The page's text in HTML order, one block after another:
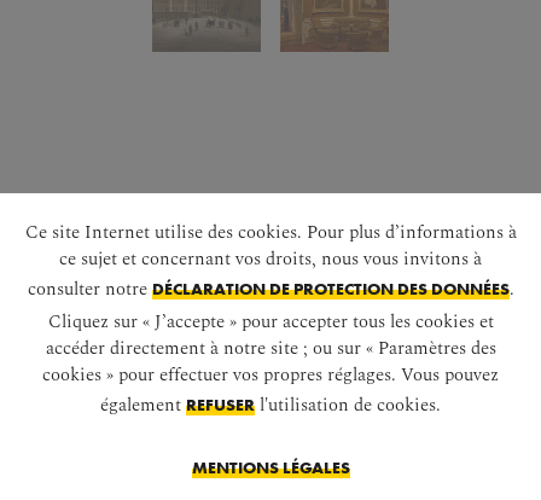
Son appartement se composait d'une enfilade de salle
d'audience, cabinet de travail et chambre à coucher.
Dans la salle d'audience, François-Joseph garda les
précieux lambris de l'époque de Marie-Thérèse et
reprit les meubles de son oncle et prédécesseur,
privées, attenantes à la salle d'audience furent
Ce site Internet utilise des cookies. Pour plus d’informations à
ce sujet et concernant vos droits, nous vous invitons à
consulter notre DÉCLARATION DE PROTECTION DES DONNÉES.
Cliquez sur « J’accepte » pour accepter tous les cookies et
accéder directement à notre site ; ou sur « Paramètres des
cookies » pour effectuer vos propres réglages. Vous pouvez
également REFUSER l'utilisation de cookies.
MENTIONS LÉGALES